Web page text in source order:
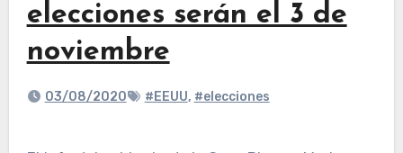
elecciones serán el 3 de
noviembre
03/08/2020 #EEUU, #elecciones